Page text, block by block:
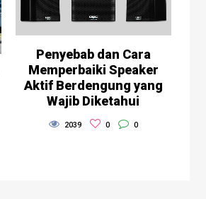
Penyebab dan Cara
Memperbaiki Speaker
Aktif Berdengung yang
Wajib Diketahui
2039 0 0